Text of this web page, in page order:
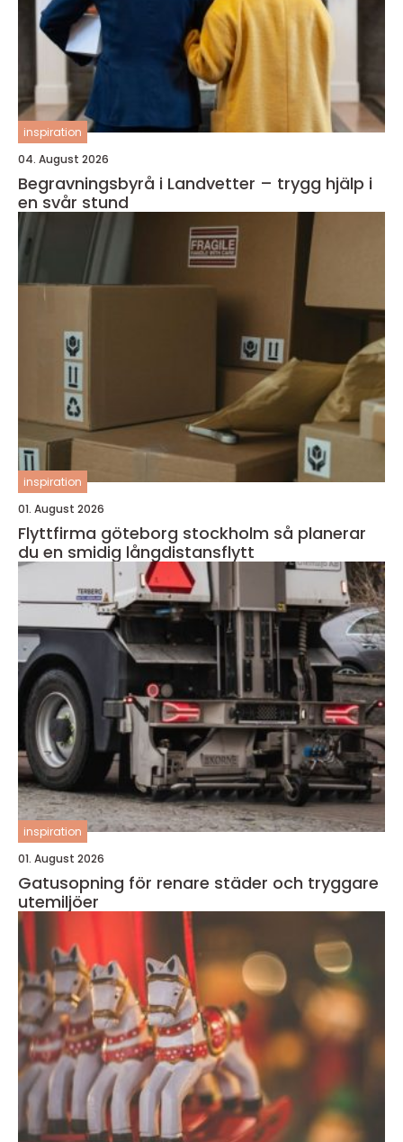
inspiration
04. August 2026
Begravningsbyrå i Landvetter – trygg hjälp i
en svår stund
inspiration
01. August 2026
Flyttfirma göteborg stockholm så planerar
du en smidig långdistansflytt
inspiration
01. August 2026
Gatusopning för renare städer och tryggare
utemiljöer